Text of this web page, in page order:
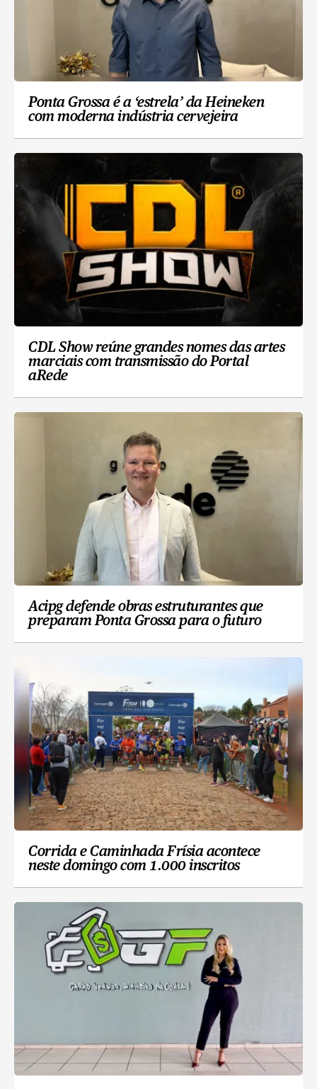
Ponta Grossa é a ‘estrela’ da Heineken
com moderna indústria cervejeira
CDL Show reúne grandes nomes das artes
marciais com transmissão do Portal
aRede
Acipg defende obras estruturantes que
preparam Ponta Grossa para o futuro
Corrida e Caminhada Frísia acontece
neste domingo com 1.000 inscritos